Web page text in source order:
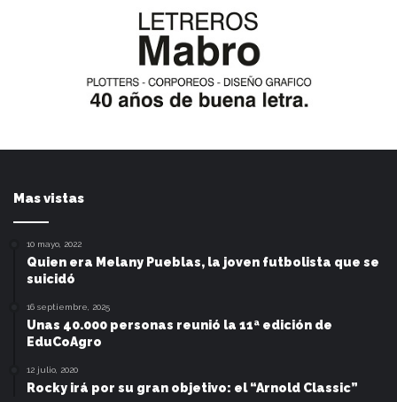
Mas vistas
10 mayo, 2022
Quien era Melany Pueblas, la joven futbolista que se
suicidó
16 septiembre, 2025
Unas 40.000 personas reunió la 11ª edición de
EduCoAgro
12 julio, 2020
Rocky irá por su gran objetivo: el “Arnold Classic”